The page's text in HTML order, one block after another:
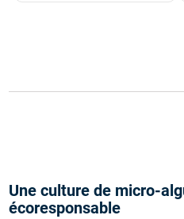
Une culture de micro-
écoresponsable